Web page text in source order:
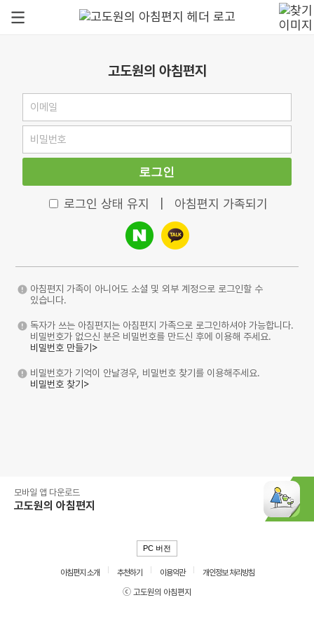
고도원의 아침편지
로그인
로그인 상태 유지 아침편지 가족되기
아침편지 가족이 아니어도 소셜 및 외부 계정으로 로그인할 수
있습니다.
독자가 쓰는 아침편지는 아침편지 가족으로 로그인하셔야 가능합니다.
비밀번호가 없으신 분은 비밀번호를 만드신 후에 이용해 주세요.
비밀번호 만들기>
비밀번호가 기억이 안날경우, 비밀번호 찾기를 이용해주세요.
비밀번호 찾기>
모바일 앱 다운로드
고도원의 아침편지
PC 버전
아침편지 소개 추천하기 이용약관
개인정보 처리방침
ⓒ 고도원의 아침편지